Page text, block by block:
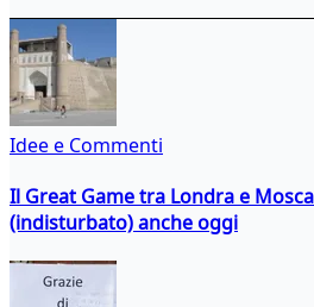
Idee e Commenti
Il Great Game tra Londra e
(indisturbato) anche oggi